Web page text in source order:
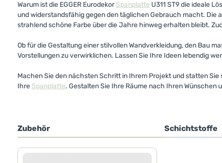
Warum ist die EGGER EurodekorSpanplatte U311 ST9 die ideale
und widerstandsfähig gegen den täglichen Gebrauch macht.
strahlend schöne Farbe über die Jahre hinweg erhalten bleibt.
Ob für die Gestaltung einer stilvollen Wandverkleidung, den Bau
Vorstellungen zu verwirklichen. Lassen Sie Ihre Ideen lebendig
Machen Sie den nächsten Schritt in Ihrem Projekt und statten Sie
Ihre Spanplatte. Gestalten Sie Ihre Räume nach Ihren
Zubehör Schichtstoffe
Produktgalerie überspringen